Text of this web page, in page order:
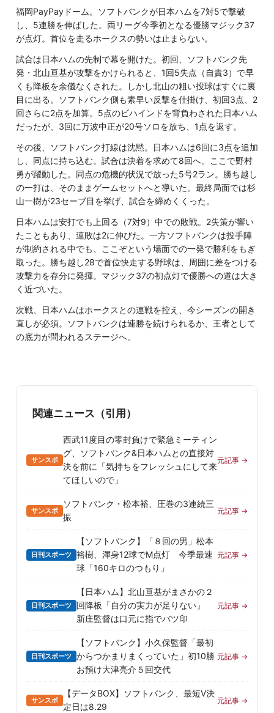
山梨県小瀬スポーツ公園野球場
福井県営球場
富山市民球場アルペンスタジアム
日本ハム鎌ケ谷球場
埼玉県営大宮公園野球場
群馬県立敷島公園野球場
ひたちなか市民球場
ヨークいわきスタジアム
荘内銀行・日新製薬スタジアムやまがた
きらやかスタジアム
こまちスタジアム
岩手県営野球場
帯広の森野球場
釧路市民球場
スタルヒン球場
千代台公園野球場
札幌ドーム
福岡PayPayドーム。ソフトバンクが日本ハムを7対5で撃破
し、5連勝を伸ばした。両リーグ今季初となる優勝マジック37
が点灯。首位を走るホークスの勢いは止まらない。
試合は日本ハムの先制で幕を開けた。初回、ソフトバンク先
発・北山亘基が攻撃をかけられると、1回5失点（自責3）で早
くも降板を余儀なくされた。しかし北山の粗い投球はすぐに裏
目に出る。ソフトバンク側も素早い反撃を仕掛け、初回3点、2
回さらに2点を加算。5点のビハインドを背負わされた日本ハム
だったが、3回に万波中正が20号ソロを放ち、1点を返す。
その後、ソフトバンク打線は沈黙。日本ハムは6回に3点を追加
し、同点に持ち込む。試合は決着を求めて8回へ。ここで野村
勇が躍動した。同点の危機的状況で放った5号2ラン。勝ち越し
の一打は、そのままゲームセットへと導いた。最終局面では杉
山一樹が23セーブ目を挙げ、試合を締めくくった。
日本ハムは安打でも上回る（7対9）中での敗戦。2失策が響い
たこともあり、連敗は2に伸びた。一方ソフトバンクは投手陣
が制約される中でも、ここぞという場面での一発で勝利をもぎ
取った。勝ち越し28で首位快走する野球は、周囲に差をつける
攻撃力を存分に発揮。マジック37の初点灯で優勝への道は大き
く近づいた。
次戦、日本ハムはホークスとの連戦を控え、今シーズンの開き
直しが必須。ソフトバンクは連勝を続けられるか、王者として
の底力が問われるステージへ。
関連ニュース（引用）
サンスポ
西武11度目の零封負けで緊急ミーティン
グ、ソフトバンク&日本ハムとの直接対
決を前に「気持ちをフレッシュにして来
てほしいので」
元記事 →
サンスポ
ソフトバンク・松本裕、圧巻の3連続三
振
元記事 →
日刊スポーツ
【ソフトバンク】「８回の男」松本
裕樹、渾身12球でM点灯 今季最速
球「160キロのつもり」
元記事 →
日刊スポーツ
【日本ハム】北山亘基がまさかの２
回降板「自分の実力が足りない」
新庄監督は口元に指でバツ印
元記事 →
日刊スポーツ
【ソフトバンク】小久保監督「最初
からつかまりまくっていた」初10勝
お預け大津亮介５回交代
元記事 →
サンスポ
【データBOX】ソフトバンク、最短V決
定日は8.29
元記事 →